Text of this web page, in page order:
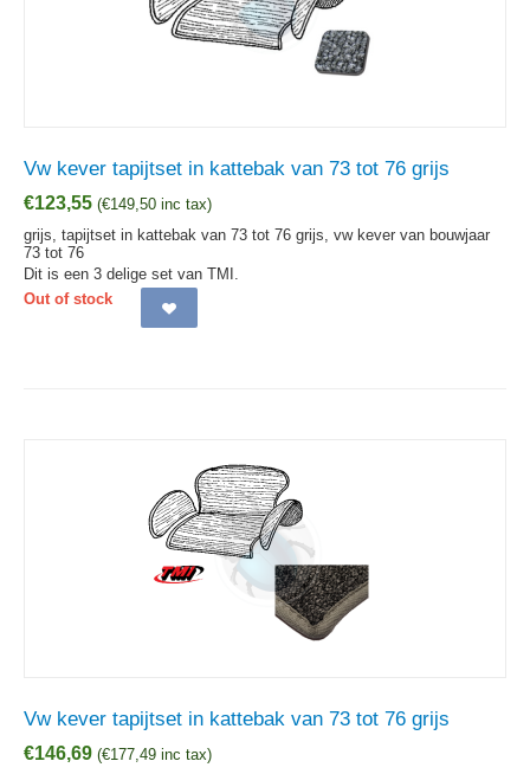
Vw kever tapijtset in kattebak van 73 tot 76 grijs
€123,55 (€149,50 inc tax)
grijs, tapijtset in kattebak van 73 tot 76 grijs, vw kever van bouwjaar
73 tot 76
Dit is een 3 delige set van TMI.
Out of stock
Vw kever tapijtset in kattebak van 73 tot 76 grijs
€146,69 (€177,49 inc tax)